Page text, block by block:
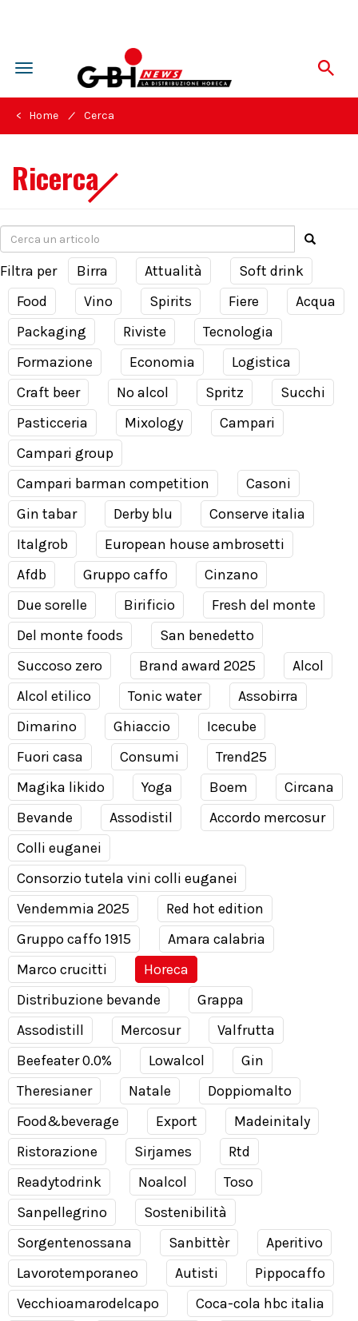
Toggle
navigation
< Home / Cerca
Ricerca
Filtra per Birra Attualità
Soft drink
Food
Vino Spirits Fiere
Acqua
Packaging
Riviste
Tecnologia
Formazione
Economia
Logistica
Craft beer
No alcol Spritz
Succhi
Pasticceria
Mixology
Campari
Campari group
Campari barman competition
Casoni
Gin tabar
Derby blu
Conserve italia
Italgrob
European house ambrosetti
Afdb
Gruppo caffo
Cinzano
Due sorelle
Birificio
Fresh del monte
Del monte foods
San benedetto
Succoso zero
Brand award 2025
Alcol
Alcol etilico
Tonic water
Assobirra
Dimarino
Ghiaccio
Icecube
Fuori casa
Consumi
Trend25
Magika likido
Yoga Boem
Circana
Bevande
Assodistil
Accordo mercosur
Colli euganei
Consorzio tutela vini colli euganei
Vendemmia 2025
Red hot edition
Gruppo caffo 1915
Amara calabria
Marco crucitti
Horeca
Distribuzione bevande
Grappa
Assodistill
Mercosur
Valfrutta
Beefeater 0.0%
Lowalcol
Gin
Theresianer
Natale
Doppiomalto
Food&beverage
Export
Madeinitaly
Ristorazione
Sirjames
Rtd
Readytodrink
Noalcol
Toso
Sanpellegrino
Sostenibilità
Sorgentenossana
Sanbittèr
Aperitivo
Lavorotemporaneo
Autisti
Pippocaffo
Vecchioamarodelcapo
Coca-cola hbc italia